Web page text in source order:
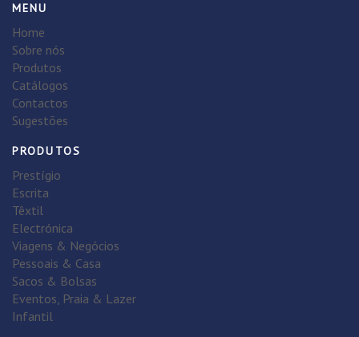
MENU
Home
Sobre nós
Produtos
Catálogos
Contactos
Sugestões
PRODUTOS
Prestígio
Escrita
Têxtil
Electrónica
Viagens & Negócios
Pessoais & Casa
Sacos & Bolsas
Eventos, Praia & Lazer
Infantil